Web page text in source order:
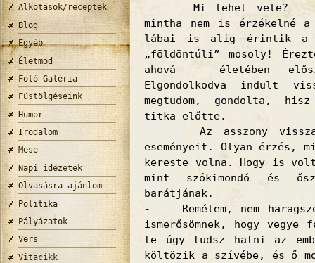
Alkotások/receptek
Blog
Egyéb
Életmód
Fotó Galéria
Füstölgéseink
Humor
Irodalom
Mese
Napi idézetek
Olvasásra ajánlom
Politika
Pályázatok
Vers
Vitacikk
Mi lehet vele? -
mintha nem is
lábai is alig érintik a
„földöntúli” mosoly!
ahová - életében
Elgondolkodva indult
megtudom, gondolta,
titka előtte.
Az asszony
eseményeit. Olyan érzés,
kereste volna. Hogy is
mint szókimondó és
barátjának.
- Remélem, nem
ismerősömnek, hogy
te úgy tudsz hatni az
költözik a szívébe, és ő